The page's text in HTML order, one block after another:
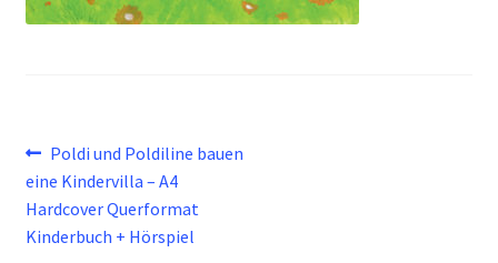
Beitragsnavigation
Vorheriger
Beitrag:
Poldi und Poldiline bauen
eine Kindervilla – A4
Hardcover Querformat
Kinderbuch + Hörspiel